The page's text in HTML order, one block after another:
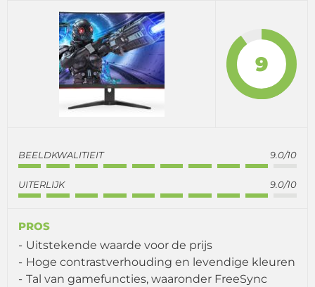
9
BEELDKWALITIEIT 9.0/10
UITERLIJK 9.0/10
PROS
Uitstekende waarde voor de prijs
Hoge contrastverhouding en levendige kleuren
Tal van gamefuncties, waaronder FreeSync